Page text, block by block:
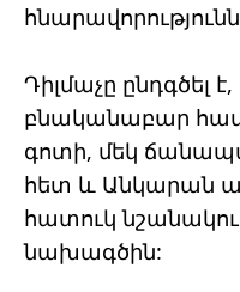
Դիլմաչը ընդգծել
բնականաբար
գոտի, մեկ
հետ և Անկարան
հատուկ
նախագծին: